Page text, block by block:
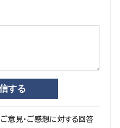
意見・ご感想に対する回答